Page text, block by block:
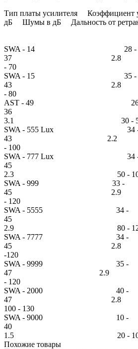
Тип платы усилителя Коэффициент
дБ Шумы в дБ Дальность от
SWA - 14 28 -
37
- 70
SWA - 15 35 -
43
- 80
AST - 49 26
36
3.1 30 -
SWA - 555 Lux 34
43
- 100
SWA - 777 Lux 34
45
2.3 50 -
SWA - 999 33 -
45
- 120
SWA - 5555 34 -
45
2.9 80 -
SWA - 7777 34 -
45
-120
SWA - 9999 35 -
47 2.9
- 120
SWA - 2000 40 -
47
100 - 130
SWA - 9000 10 -
40
1.5 20 -
Похожие товары